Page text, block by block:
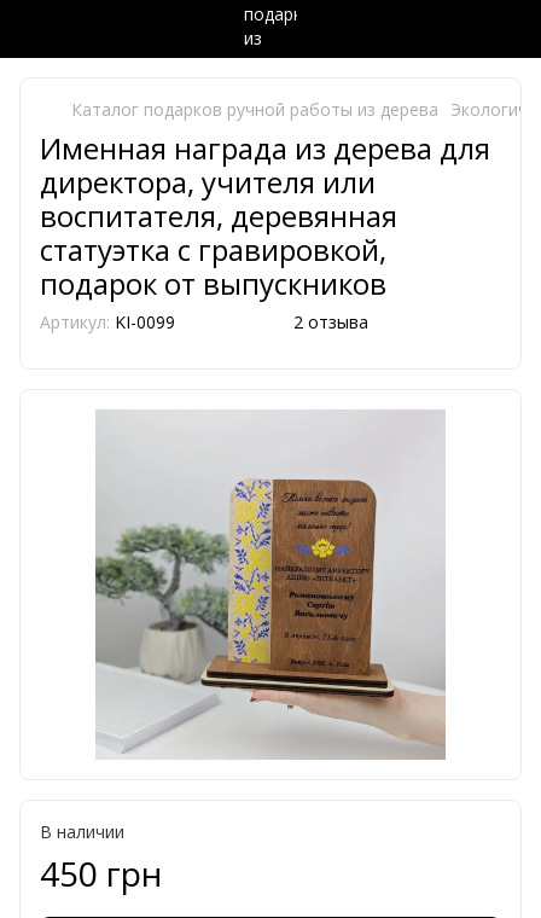
Каталог подарков ручной работы из дерева
Именная награда из дерева для
директора, учителя или
воспитателя, деревянная
статуэтка с гравировкой,
подарок от выпускников
Артикул: KI-0099 2 отзыва
В наличии
450 грн